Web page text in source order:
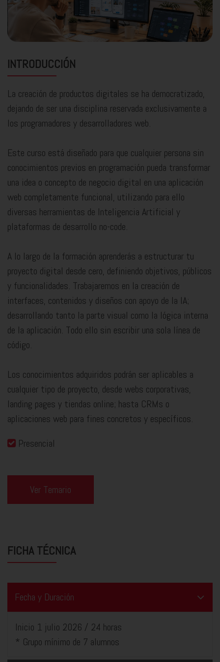
INTRODUCCIÓN
La creación de productos digitales se ha democratizado,
dejando de ser una disciplina reservada exclusivamente a
los programadores y desarrolladores web.
Este curso está diseñado para que cualquier persona sin
conocimientos previos en programación pueda transformar
una idea o concepto de negocio digital en una aplicación
web completamente funcional, utilizando para ello
diversas herramientas de Inteligencia Artificial y
plataformas de desarrollo no-code.
A lo largo de la formación aprenderás a estructurar tu
proyecto digital desde cero, definiendo objetivos, públicos
y funcionalidades. Trabajaremos en la creación de
interfaces, contenidos y diseños con apoyo de la IA;
desarrollando tanto la parte visual como la lógica interna
de la aplicación. Todo ello sin escribir una sola línea de
código.
Los conocimientos adquiridos podrán ser aplicables a
cualquier tipo de proyecto, desde webs corporativas,
landing pages y tiendas online; hasta CRMs o
aplicaciones web para fines concretos y específicos.
Presencial
Ver Temario
FICHA TÉCNICA
Fecha y Duración
Inicio 1 julio 2026 / 24 horas
* Grupo mínimo de 7 alumnos